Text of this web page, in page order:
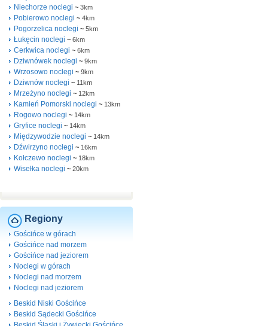
Niechorze noclegi ~ 3km
Pobierowo noclegi ~ 4km
Pogorzelica noclegi ~ 5km
Łukęcin noclegi ~ 6km
Cerkwica noclegi ~ 6km
Dziwnówek noclegi ~ 9km
Wrzosowo noclegi ~ 9km
Dziwnów noclegi ~ 11km
Mrzeżyno noclegi ~ 12km
Kamień Pomorski noclegi ~ 13km
Rogowo noclegi ~ 14km
Gryfice noclegi ~ 14km
Międzywodzie noclegi ~ 14km
Dźwirzyno noclegi ~ 16km
Kołczewo noclegi ~ 18km
Wisełka noclegi ~ 20km
Regiony
Gościńce w górach
Gościńce nad morzem
Gościńce nad jeziorem
Noclegi w górach
Noclegi nad morzem
Noclegi nad jeziorem
Beskid Niski Gościńce
Beskid Sądecki Gościńce